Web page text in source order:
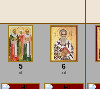
5
öl
6
öl